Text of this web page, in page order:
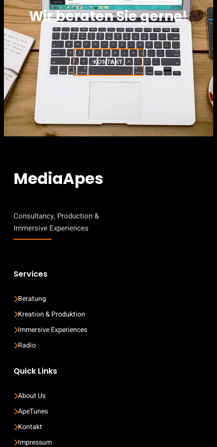
Wir beraten Sie gerne!
KONTAKT
MediaApes
Consultancy, Production &
Immersive Experiences
Services
Beratung
Kreation & Produktion
Immersive Experiences
Radio
Quick Links
About Us
ApeTunes
Kontakt
Impressum